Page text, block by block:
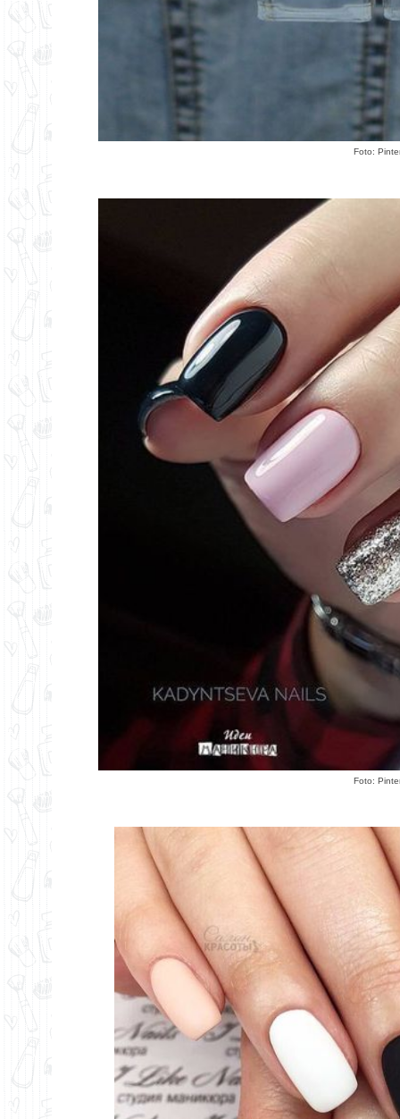
Foto:
Foto: